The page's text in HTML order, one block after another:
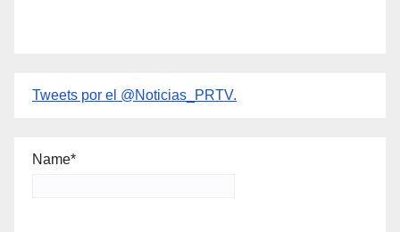
Tweets por el @Noticias_PRTV.
Name*